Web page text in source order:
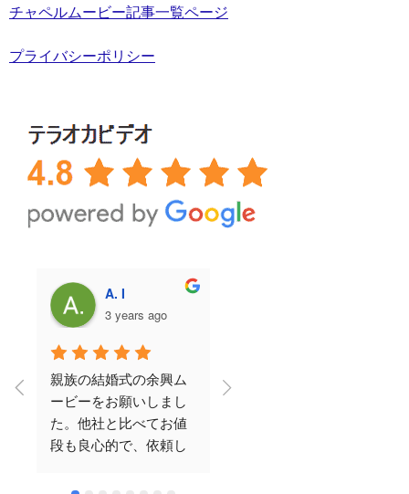
チャペルムービー記事一覧ページ
プライバシーポリシー
A. I
3 years ago
親族の結婚式の余興ム
ービーをお願いしまし
た。他社と比べてお値
段も良心的で、依頼し
も短く、クオリティも